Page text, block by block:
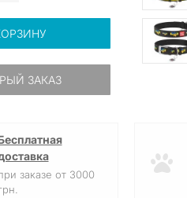
ЗАКАЗ
заказе от 3000